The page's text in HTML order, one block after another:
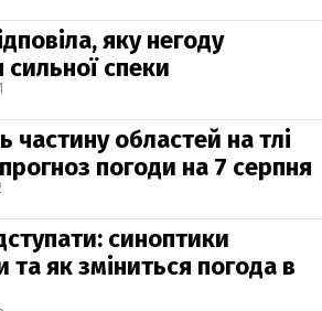
яку негоду
сильної спеки
частину областей на тлі
погоди на 7 серпня
синоптики
та як зміниться погода в